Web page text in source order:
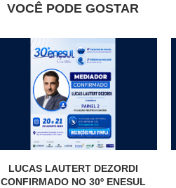
VOCÊ PODE GOSTAR
LUCAS LAUTERT DEZORDI
CONFIRMADO NO 30º ENESUL